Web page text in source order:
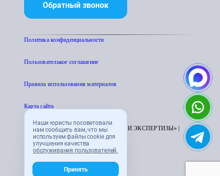
Наши юристы посоветовали
нам сообщить вам, что мы
используем файлы cookie для
улучшения качества
обслуживания пользователей.
Принять
Обратный звонок
Политика конфиденциальности
Пользователькое соглашение
Правила использования материалов
Карта сайта
© 1995 - 2026 «ЦЕНТР АТТЕСТАЦИИ И ЭКСПЕРТИЗЫ» |
CENTRATTEK.RU